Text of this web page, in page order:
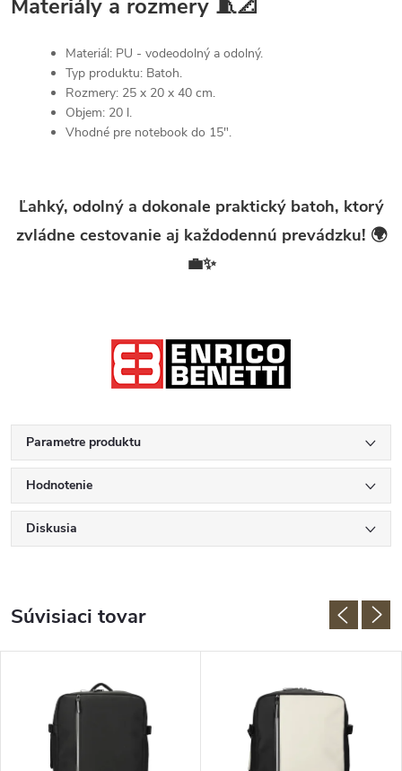
Materiály a rozmery 🧵📐
Materiál: PU - vodeodolný a odolný.
Typ produktu: Batoh.
Rozmery: 25 x 20 x 40 cm.
Objem: 20 l.
Vhodné pre notebook do 15".
Ľahký, odolný a dokonale praktický batoh, ktorý
zvládne cestovanie aj každodennú prevádzku! 🌍
💼✨
Parametre produktu
Hodnotenie
Diskusia
Súvisiaci tovar